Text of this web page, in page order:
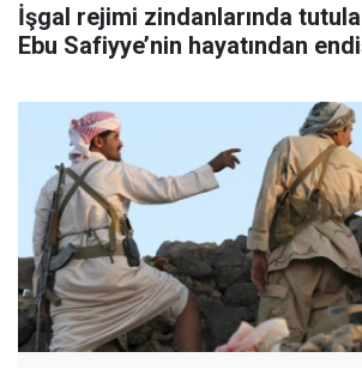
İşgal rejimi zindanlarında
Ebu Safiyye’nin hayatından